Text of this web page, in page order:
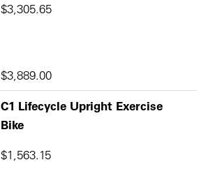
$3,305.65
$3,889.00
C1 Lifecycle Upright Exercise
Bike
$1,563.15